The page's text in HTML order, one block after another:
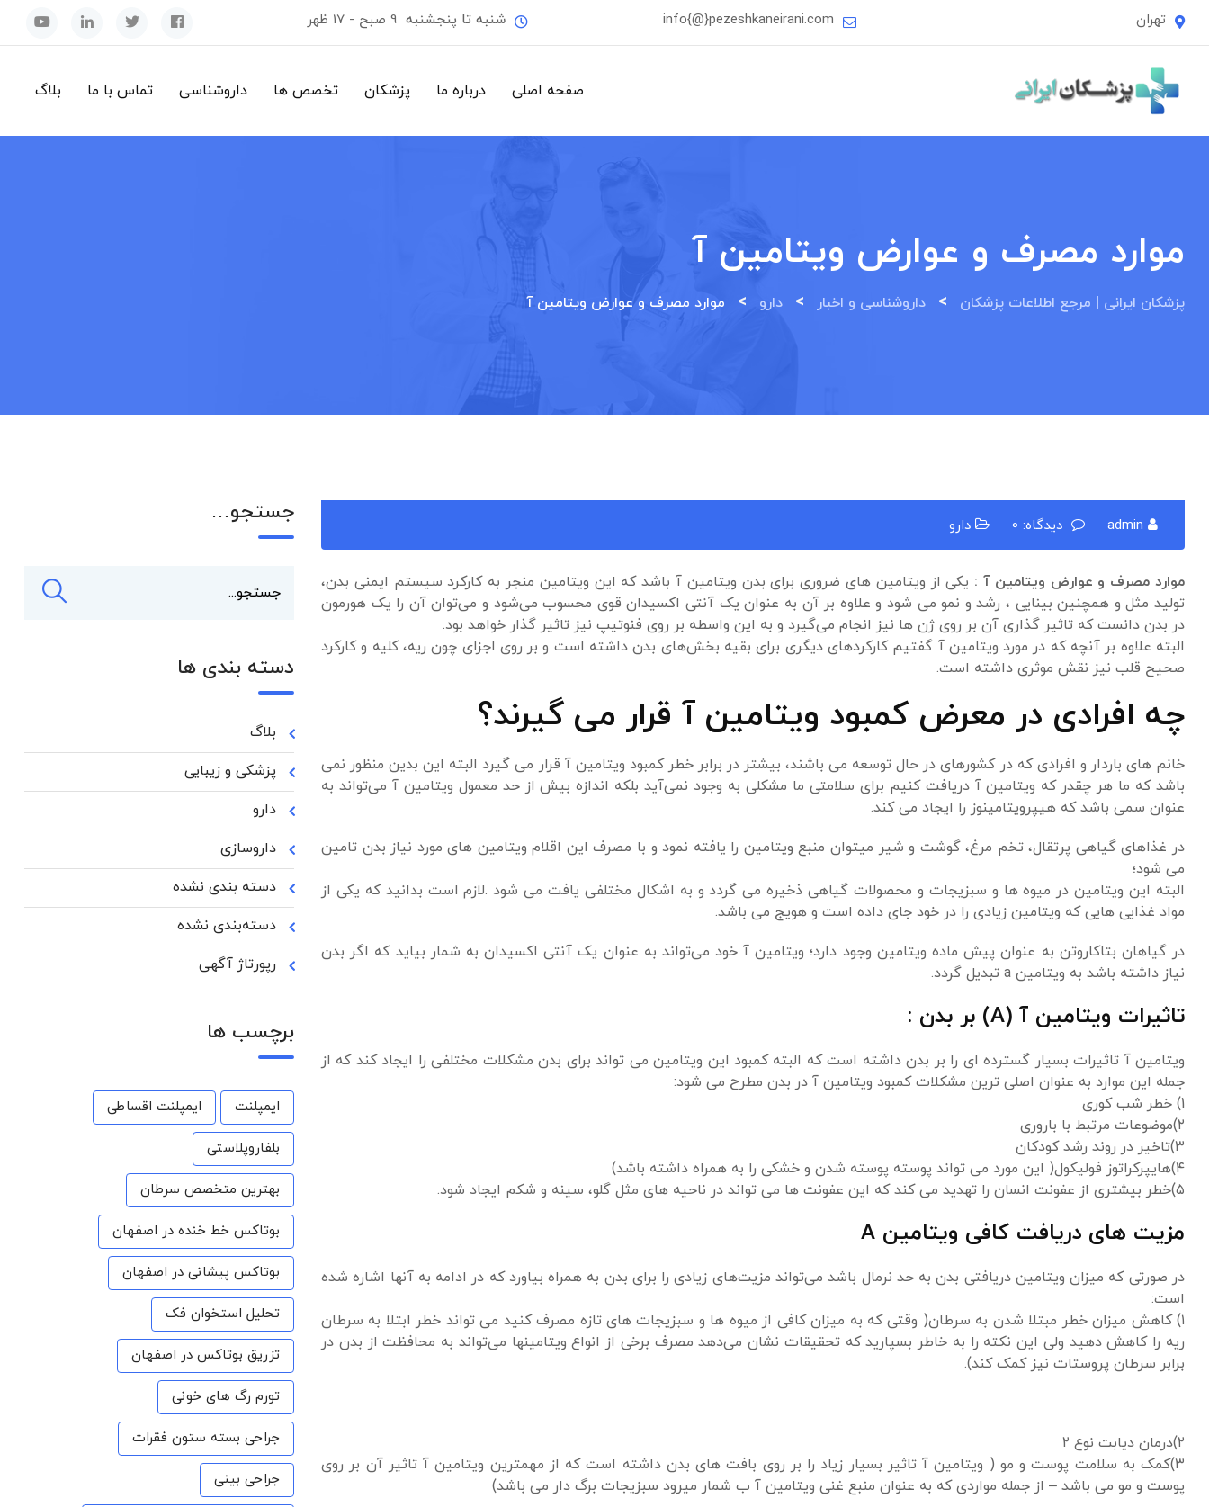
تهران info{@}pezeshkaneirani.com شنبه تا پنجشنبه 9 صبح - 17 ظهر
صفحه اصلی درباره ما پزشکان تخصص ها داروشناسی تماس با ما بلاگ
موارد مصرف و عوارض ویتامین آ
پزشکان ایرانی | مرجع اطلاعات پزشکان > داروشناسی و اخبار > دارو > موارد مصرف و عوارض ویتامین آ
admin دیدگاه: 0 دارو
موارد مصرف و عوارض ویتامین آ : یکی از ویتامین های ضروری برای بدن ویتامین آ باشد که این ویتامین منجر به کارکرد سیستم ایمنی بدن،
تولید مثل و همچنین بینایی ، رشد و نمو می شود و علاوه بر آن به عنوان یک آنتی اکسیدان قوی محسوب می‌شود و می‌توان آن را یک هورمون
در بدن دانست که تاثیر گذاری آن بر روی ژن ها نیز انجام می‌گیرد و به این واسطه بر روی فنوتیپ نیز تاثیر گذار خواهد بود.
البته علاوه بر آنچه که در مورد ویتامین آ گفتیم کارکردهای دیگری برای بقیه بخش‌های بدن داشته است و بر روی اجزای چون ریه، کلیه و کارکرد
صحیح قلب نیز نقش موثری داشته است.
چه افرادی در معرض کمبود ویتامین آ قرار می گیرند؟
خانم های باردار و افرادی که در کشورهای در حال توسعه می باشند، بیشتر در برابر خطر کمبود ویتامین آ قرار می گیرد البته این بدین منظور نمی
باشد که ما هر چقدر که ویتامین آ دریافت کنیم برای سلامتی ما مشکلی به وجود نمی‌آید بلکه اندازه بیش از حد معمول ویتامین آ می‌تواند به
عنوان سمی باشد که هیپرویتامینوز را ایجاد می کند.
در غذاهای گیاهی پرتقال، تخم مرغ، گوشت و شیر میتوان منبع ویتامین را یافته نمود و با مصرف این اقلام ویتامین های مورد نیاز بدن تامین
می شود؛
البته این ویتامین در میوه ها و سبزیجات و محصولات گیاهی ذخیره می گردد و به اشکال مختلفی یافت می شود .لازم است بدانید که یکی از
مواد غذایی هایی که ویتامین زیادی را در خود جای داده است و هویج می باشد.
در گیاهان بتاکاروتن به عنوان پیش ماده ویتامین وجود دارد؛ ویتامین آ خود می‌تواند به عنوان یک آنتی اکسیدان به شمار بیاید که اگر بدن
نیاز داشته باشد به ویتامین a تبدیل گردد.
تاثیرات ویتامین آ (A) بر بدن :
ویتامین آ تاثیرات بسیار گسترده ای را بر بدن داشته است که البته کمبود این ویتامین می تواند برای بدن مشکلات مختلفی را ایجاد کند که از
جمله این موارد به عنوان اصلی ترین مشکلات کمبود ویتامین آ در بدن مطرح می شود:
1) خطر شب کوری
۲)موضوعات مرتبط با باروری
۳)تاخیر در روند رشد کودکان
۴)هایپرکراتوز فولیکول( این مورد می تواند پوسته پوسته شدن و خشکی را به همراه داشته باشد)
۵)خطر بیشتری از عفونت انسان را تهدید می کند که این عفونت ها می تواند در ناحیه های مثل گلو، سینه و شکم ایجاد شود.
مزیت های دریافت کافی ویتامین A
در صورتی که میزان ویتامین دریافتی بدن به حد نرمال باشد می‌تواند مزیت‌های زیادی را برای بدن به همراه بیاورد که در ادامه به آنها اشاره شده
است:
۱) کاهش میزان خطر مبتلا شدن به سرطان( وقتی که به میزان کافی از میوه ها و سبزیجات های تازه مصرف کنید می تواند خطر ابتلا به سرطان
ریه را کاهش دهید ولی این نکته را به خاطر بسپارید که تحقیقات نشان می‌دهد مصرف برخی از انواع ویتامینها می‌تواند به محافظت از بدن در
برابر سرطان پروستات نیز کمک کند).
۲)درمان دیابت نوع ۲
۳)کمک به سلامت پوست و مو ( ویتامین آ تاثیر بسیار زیاد را بر روی بافت های بدن داشته است که از مهمترین ویتامین آ تاثیر آن بر روی
پوست و مو می باشد – از جمله مواردی که به عنوان منبع غنی ویتامین آ ب شمار میرود سبزیجات برگ دار می باشد)
جستجو…
دسته بندی ها
بلاگ
پزشکی و زیبایی
دارو
داروسازی
دسته بندی نشده
دسته‌بندی نشده
رپورتاژ آگهی
برچسب ها
ایمپلنت ایمپلنت اقساطی
بلفاروپلاستی
بهترین متخصص سرطان
بوتاکس خط خنده در اصفهان
بوتاکس پیشانی در اصفهان
تحلیل استخوان فک
تزریق بوتاکس در اصفهان
تورم رگ های خونی
جراحی بسته ستون فقرات
جراحی بینی